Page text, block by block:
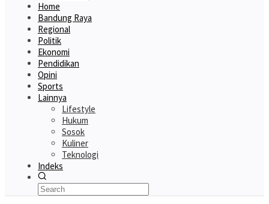
Home
Bandung Raya
Regional
Politik
Ekonomi
Pendidikan
Opini
Sports
Lainnya
Lifestyle
Hukum
Sosok
Kuliner
Teknologi
Indeks